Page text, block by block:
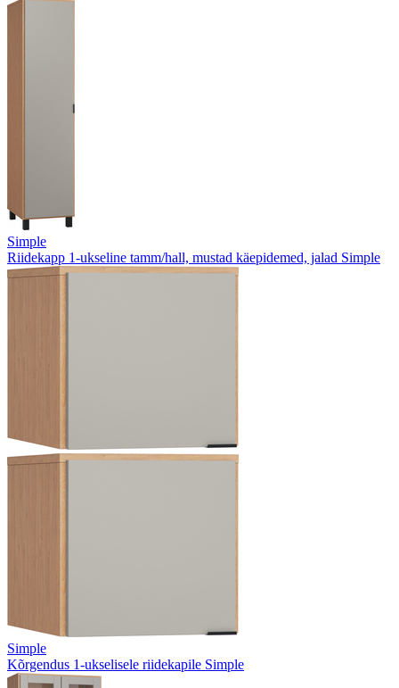
Simple
Riidekapp 1-ukseline tamm/hall, mustad käepidemed, jalad Simple
Simple
Kõrgendus 1-ukselisele riidekapile Simple